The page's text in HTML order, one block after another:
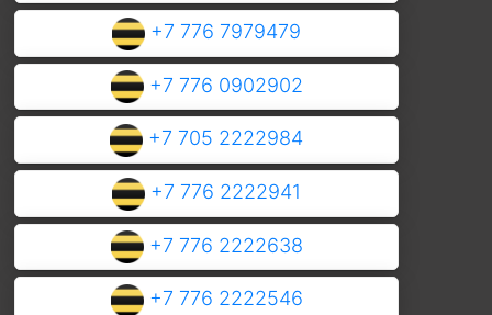
+7 776 7979479
+7 776 0902902
+7 705 2222984
+7 776 2222941
+7 776 2222638
+7 776 2222546